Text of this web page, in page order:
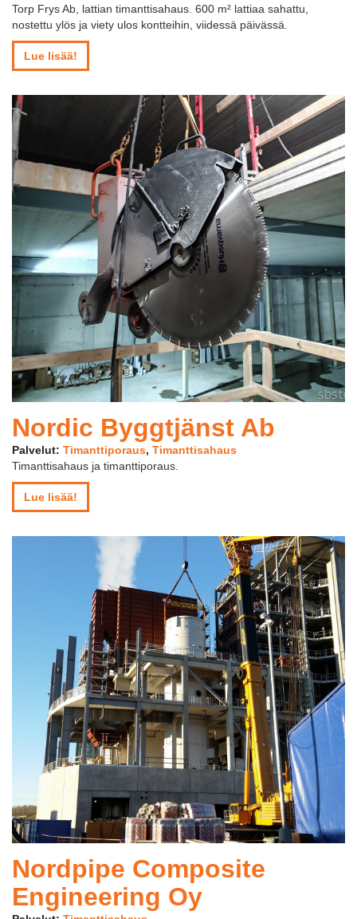
Torp Frys Ab, lattian timanttisahaus. 600 m² lattiaa sahattu,
nostettu ylös ja viety ulos kontteihin, viidessä päivässä.
Lue lisää!
Nordic Byggtjänst Ab
Palvelut: Timanttiporaus, Timanttisahaus
Timanttisahaus ja timanttiporaus.
Lue lisää!
Nordpipe Composite
Engineering Oy